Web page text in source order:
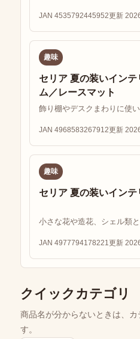
JAN 4535792445952更新
趣味
セリア 夏の装いイン
ム／レースマット
飾り棚やデスクまわりに使
JAN 4968583267912更新
趣味
セリア 夏の装いイン
小さな花や造花、シェル類
JAN 4977794178221更新
クイックカテゴリ
商品名が分からないときは、
す。